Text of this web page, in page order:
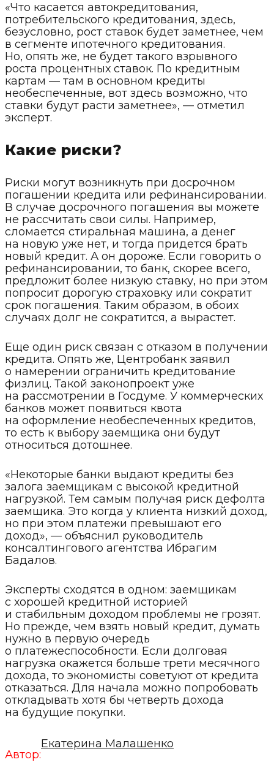
«Что касается автокредитования,
потребительского кредитования, здесь,
безусловно, рост ставок будет заметнее, чем
в сегменте ипотечного кредитования.
Но, опять же, не будет такого взрывного
роста процентных ставок. По кредитным
картам — там в основном кредиты
необеспеченные, вот здесь возможно, что
ставки будут расти заметнее», — отметил
эксперт.
Какие риски?
Риски могут возникнуть при досрочном
погашении кредита или рефинансировании.
В случае досрочного погашения вы можете
не рассчитать свои силы. Например,
сломается стиральная машина, а денег
на новую уже нет, и тогда придется брать
новый кредит. А он дороже. Если говорить о
рефинансировании, то банк, скорее всего,
предложит более низкую ставку, но при этом
попросит дорогую страховку или сократит
срок погашения. Таким образом, в обоих
случаях долг не сократится, а вырастет.
Еще один риск связан с отказом в получении
кредита. Опять же, Центробанк заявил
о намерении ограничить кредитование
физлиц. Такой законопроект уже
на рассмотрении в Госдуме. У коммерческих
банков может появиться квота
на оформление необеспеченных кредитов,
то есть к выбору заемщика они будут
относиться дотошнее.
«Некоторые банки выдают кредиты без
залога заемщикам с высокой кредитной
нагрузкой. Тем самым получая риск дефолта
заемщика. Это когда у клиента низкий доход,
но при этом платежи превышают его
доход», — объяснил руководитель
консалтингового агентства Ибрагим
Бадалов.
Эксперты сходятся в одном: заемщикам
с хорошей кредитной историей
и стабильным доходом проблемы не грозят.
Но прежде, чем взять новый кредит, думать
нужно в первую очередь
о платежеспособности. Если долговая
нагрузка окажется больше трети месячного
дохода, то экономисты советуют от кредита
отказаться. Для начала можно попробовать
откладывать хотя бы четверть дохода
на будущие покупки.
Автор:
Екатерина Малашенко